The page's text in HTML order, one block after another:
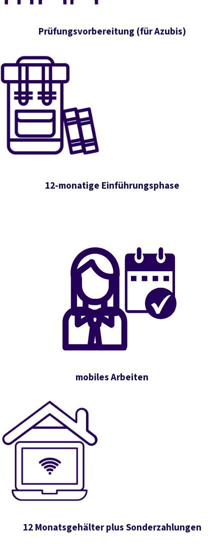
Prüfungsvorbereitung (für Azubis)
12-monatige Einführungsphase
mobiles Arbeiten
12 Monatsgehälter plus Sonderzahlungen